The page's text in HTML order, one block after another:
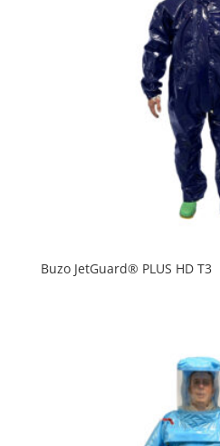
Buzo JetGuard® PLUS HD T3